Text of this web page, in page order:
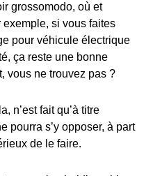
grossomodo, où et
si vous faites
pour véhicule électrique
ça reste une bonne
vous ne trouvez pas ?
n’est fait qu’à titre
pourra s’y opposer, à part
de le faire.